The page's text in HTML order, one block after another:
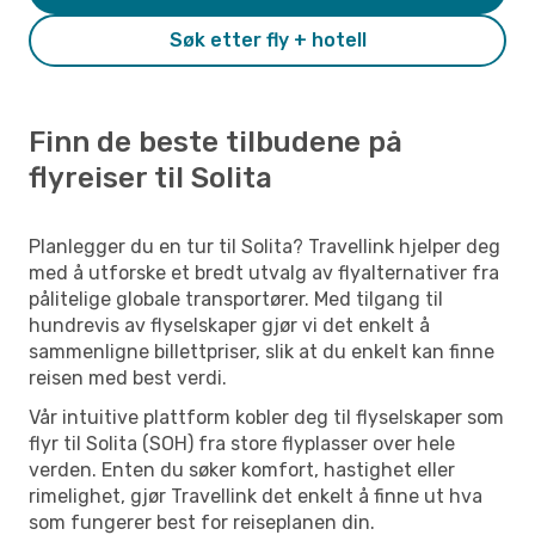
Søk etter fly + hotell
Finn de beste tilbudene på
flyreiser til Solita
Planlegger du en tur til Solita? Travellink hjelper deg
med å utforske et bredt utvalg av flyalternativer fra
pålitelige globale transportører. Med tilgang til
hundrevis av flyselskaper gjør vi det enkelt å
sammenligne billettpriser, slik at du enkelt kan finne
reisen med best verdi.
Vår intuitive plattform kobler deg til flyselskaper som
flyr til Solita (SOH) fra store flyplasser over hele
verden. Enten du søker komfort, hastighet eller
rimelighet, gjør Travellink det enkelt å finne ut hva
som fungerer best for reiseplanen din.